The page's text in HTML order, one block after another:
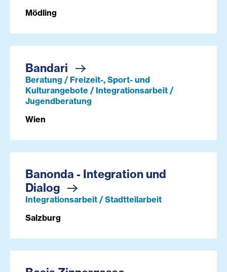
Mödling
Bandari
Beratung / Freizeit-, Sport- und
Kulturangebote / Integrationsarbeit /
Jugendberatung
Wien
Banonda - Integration und
Dialog
Integrationsarbeit / Stadtteilarbeit
Salzburg